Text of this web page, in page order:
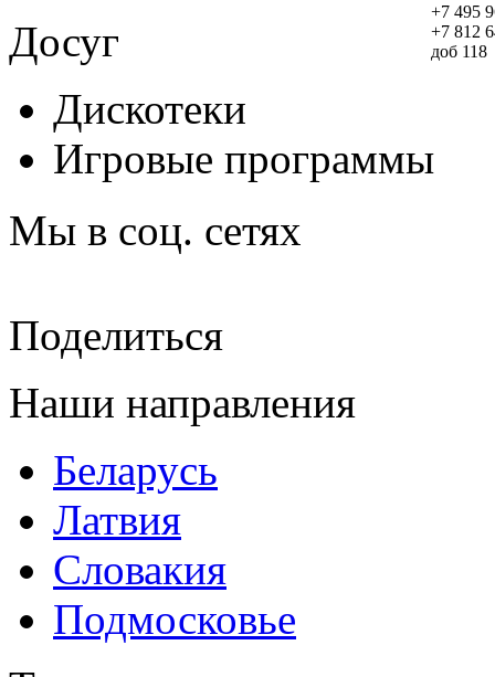
+7 495
+7 812
доб 118
Досуг
Дискотеки
Игровые программы
Мы в соц. сетях
Поделиться
Наши направления
Беларусь
Латвия
Словакия
Подмосковье